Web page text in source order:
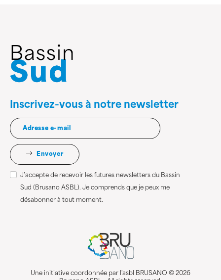
Inscrivez-vous à notre newsletter
Envoyer
J’accepte de recevoir les futures newsletters du Bassin
Sud (Brusano ASBL). Je comprends que je peux me
désabonner à tout moment.
Une initiative coordonnée par l'asbl BRUSANO © 2026